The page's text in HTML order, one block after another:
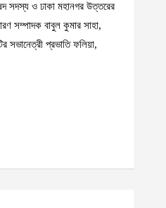
সদস্য ও ঢাকা মহানগর উত্তরের
সম্পাদক বাবুল কুমার সাহা,
সভানেত্রী প্রভাতি ফলিয়া,